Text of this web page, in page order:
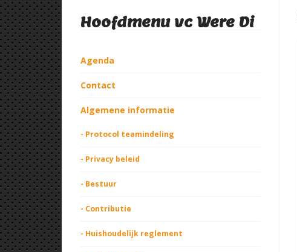
Hoofdmenu vc Were Di
Agenda
Contact
Algemene informatie
- Protocol teamindeling
- Privacy beleid
- Bestuur
- Contributie
- Huishoudelijk reglement